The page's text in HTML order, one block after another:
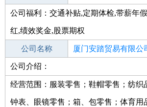
其他行业
公司福利：交通补贴,定期体检,带薪年
红,绩效奖金,股票期权
公司名称 厦门安踏贸易有限公
公司类型
公司介绍：
经营范围：服装零售；鞋帽零售；纺织
钟表、眼镜零售；箱、包零售；体育用